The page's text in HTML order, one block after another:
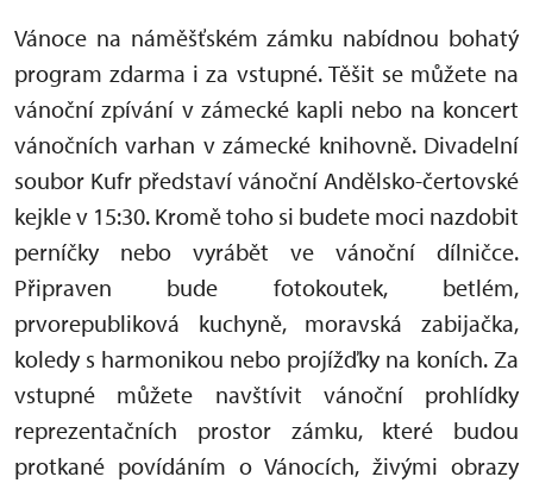
Vánoce na náměšťském zámku nabídnou bohatý
program zdarma i za vstupné. Těšit se můžete na
vánoční zpívání v zámecké kapli nebo na koncert
vánočních varhan v zámecké knihovně. Divadelní
soubor Kufr představí vánoční Andělsko-čertovské
kejkle v 15:30. Kromě toho si budete moci nazdobit
perníčky nebo vyrábět ve vánoční dílničce.
Připraven bude fotokoutek, betlém,
prvorepubliková kuchyně, moravská zabijačka,
koledy s harmonikou nebo projížďky na koních. Za
vstupné můžete navštívit vánoční prohlídky
reprezentačních prostor zámku, které budou
protkané povídáním o Vánocích, živými obrazy